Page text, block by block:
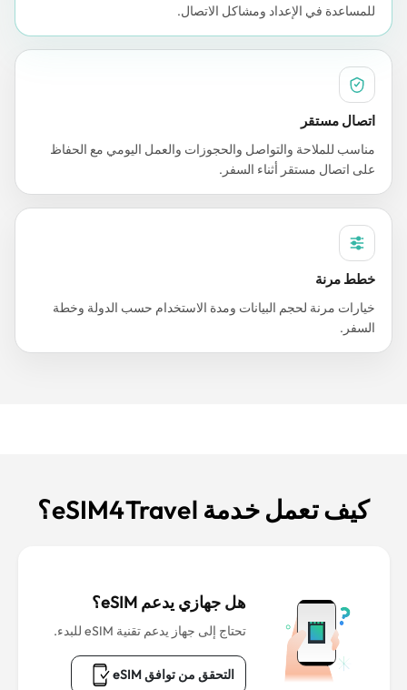
للمساعدة في الإعداد ومشاكل الاتصال.
اتصال مستقر
مناسب للملاحة والتواصل والحجوزات والعمل اليومي مع الحفاظ
على اتصال مستقر أثناء السفر.
خطط مرنة
خيارات مرنة لحجم البيانات ومدة الاستخدام حسب الدولة وخطة
السفر.
كيف تعمل خدمة eSIM4Travel؟
هل جهازي يدعم eSIM؟
تحتاج إلى جهاز يدعم تقنية eSIM للبدء.
التحقق من توافق eSIM